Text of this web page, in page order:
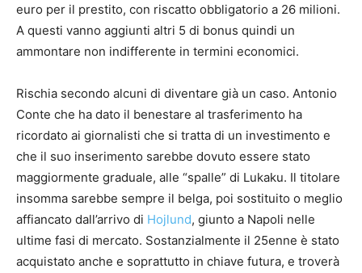
euro per il prestito, con riscatto obbligatorio a 26 milioni.
A questi vanno aggiunti altri 5 di bonus quindi un
ammontare non indifferente in termini economici.
Rischia secondo alcuni di diventare già un caso. Antonio
Conte che ha dato il benestare al trasferimento ha
ricordato ai giornalisti che si tratta di un investimento e
che il suo inserimento sarebbe dovuto essere stato
maggiormente graduale, alle “spalle” di Lukaku. Il titolare
insomma sarebbe sempre il belga, poi sostituito o meglio
affiancato dall’arrivo di Hojlund, giunto a Napoli nelle
ultime fasi di mercato. Sostanzialmente il 25enne è stato
acquistato anche e soprattutto in chiave futura, e troverà